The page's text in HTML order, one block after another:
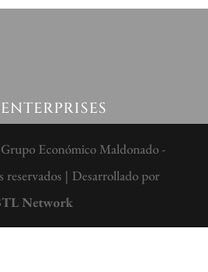
Económico Maldonado -
reservados | Desarrollado por
Network